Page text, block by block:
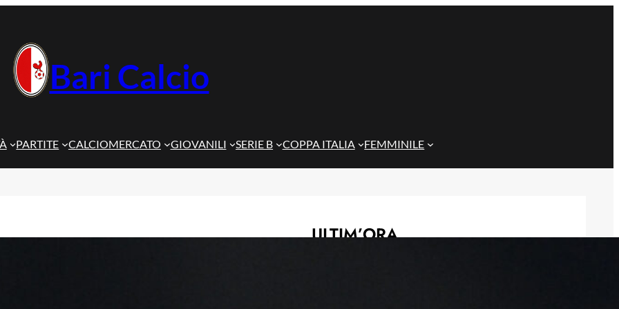
Bari Calcio
PARTITE CALCIOMERCATO GIOVANILI SERIE B COPPA ITALIA FEMMINILE
ULTIM’ORA